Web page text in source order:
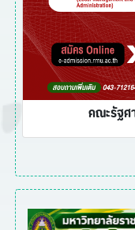
คณะรัฐศ